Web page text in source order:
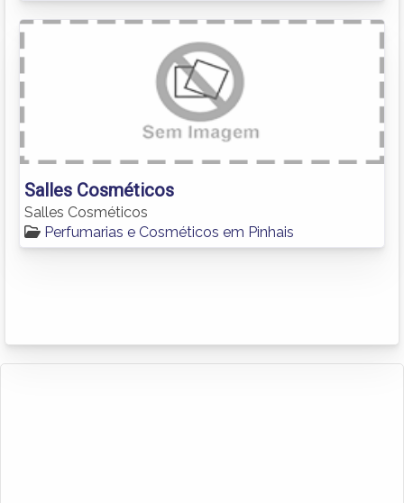
Salles Cosméticos
Salles Cosméticos
Perfumarias e Cosméticos em Pinhais